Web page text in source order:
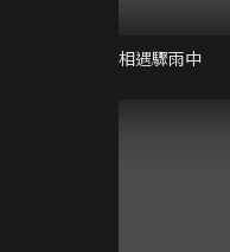
相遇驟雨中